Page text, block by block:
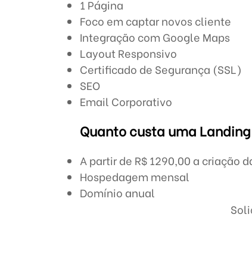
1 Página
Foco em captar novos cliente
Integração com Google Maps
Layout Responsivo
Certificado de Segurança (SSL)
SEO
Email Corporativo
Quanto custa uma
A partir de R$ 1290,00 a criação
Hospedagem mensal
Domínio anual